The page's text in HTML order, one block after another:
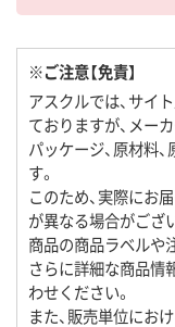
※ご注意【免責】
アスクルでは、サイ
ておりますが、メー
パッケージ、原材料
す。
このため、実際にお
が異なる場合がござ
商品の商品ラベルや
さらに詳細な商品情
わせください。
また、販売単位にお